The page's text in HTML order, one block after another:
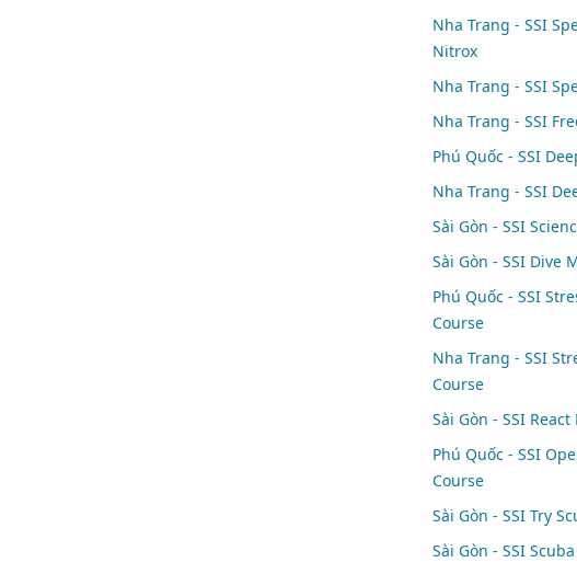
Nha Trang - SSI
Nitrox
Nha Trang - SSI
Nha Trang - SSI
Phú Quốc - SSI
Nha Trang - SSI
Sài Gòn - SSI
Sài Gòn - SSI Dive
Phú Quốc - SSI
Course
Nha Trang - SSI
Course
Sài Gòn - SSI
Phú Quốc - SSI
Course
Sài Gòn - SSI Try
Sài Gòn - SSI